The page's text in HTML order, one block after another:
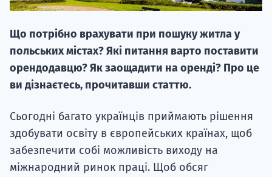
Що потрібно врахувати при пошуку житла у
польських містах? Які питання варто поставити
орендодавцю? Як заощадити на оренді? Про це
ви дізнаєтесь, прочитавши статтю.
Сьогодні багато українців приймають рішення
здобувати освіту в європейських країнах, щоб
забезпечити собі можливість виходу на
міжнародний ринок праці. Щоб обсяг